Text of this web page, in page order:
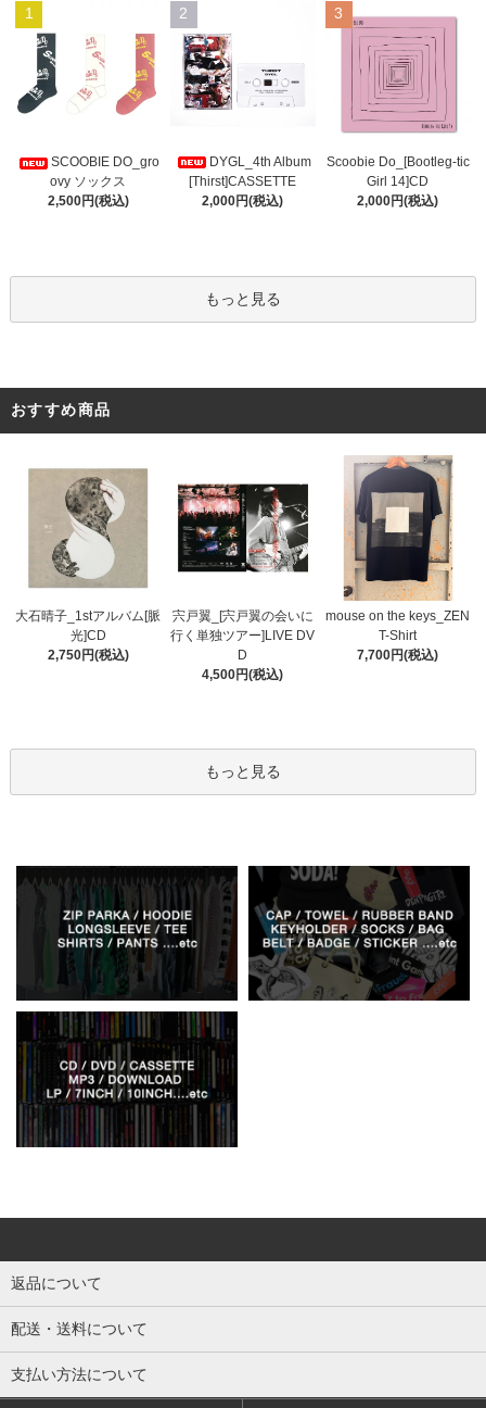
1
SCOOBIE DO_gro
ovy ソックス
2,500円(税込)
2
DYGL_4th Album
[Thirst]CASSETTE
2,000円(税込)
3
Scoobie Do_[Bootleg-tic
Girl 14]CD
2,000円(税込)
もっと見る
おすすめ商品
大石晴子_1stアルバム[脈
光]CD
2,750円(税込)
宍戸翼_[宍戸翼の会いに
行く単独ツアー]LIVE DV
D
4,500円(税込)
mouse on the keys_ZEN
T-Shirt
7,700円(税込)
もっと見る
返品について
配送・送料について
支払い方法について